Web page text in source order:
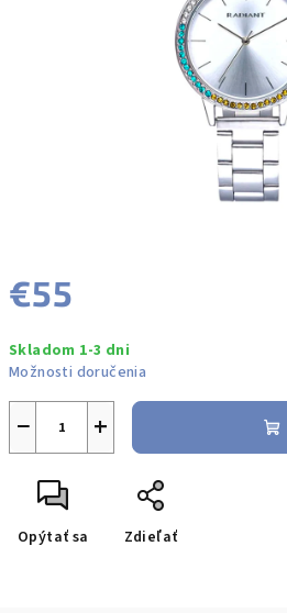
€55
cena:
Skladom 1-3 dni
Možnosti doručenia
+
−
Opýtať sa Zdieľať
hviezdičiek.